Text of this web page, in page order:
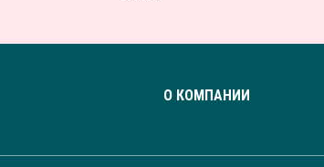
О КОМПАНИИ